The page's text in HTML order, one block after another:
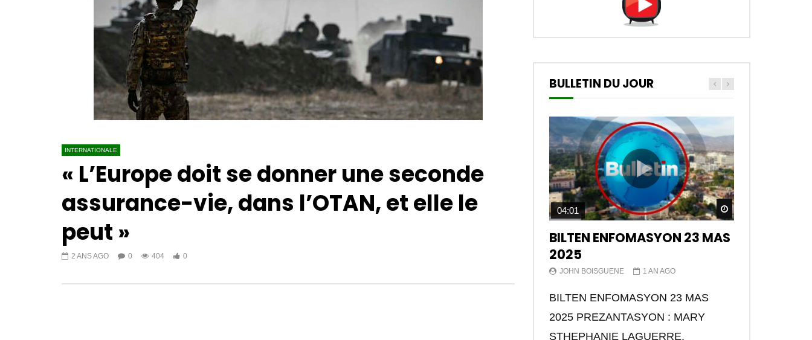
INTERNATIONALE
« L’Europe doit se donner une seconde
assurance-vie, dans l’OTAN, et elle le
peut »
2 ANS AGO 0 404 0
BULLETIN DU JOUR
Watch Later
04:01
BILTEN ENFOMASYON 23 MAS
2025
JOHN BOISGUENE 1 AN AGO
BILTEN ENFOMASYON 23 MAS
2025 PREZANTASYON : MARY
STHEPHANIE LAGUERRE.